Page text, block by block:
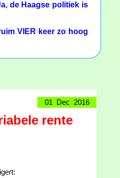
de Haagse politiek is
VIER keer zo hoog
01 Dec 2016
rente